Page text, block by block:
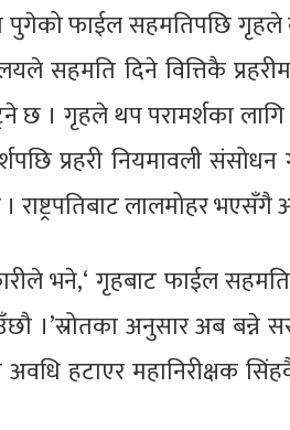
पुगेको फाईल सहमतिपछि गृहले
सहमति दिने वित्तिकै
छ । गृहले थप परामर्शका
प्रहरी नियमावली संसोधन
। राष्ट्रपतिबाट लालमोहर
भने,‘ गृहबाट फाईल
।’स्रोतका अनुसार अब बन्ने
हटाएर महानिरीक्षक